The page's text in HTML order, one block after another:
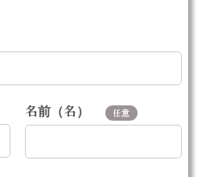
名前（名） 任意